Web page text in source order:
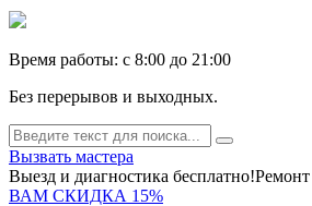
Время работы: c 8:00 до 21:00
Без перерывов и выходных.
Вызвать мастера
Выезд и диагностика бесплатно!
ВАМ СКИДКА 15%